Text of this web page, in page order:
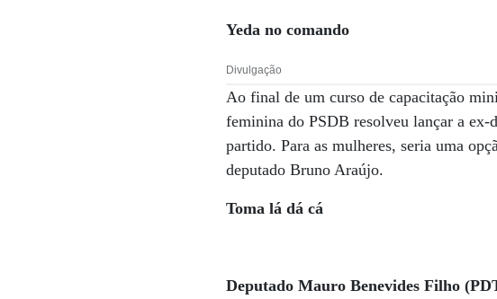
Yeda no comando
Divulgação
Ao final de um curso de capacitação
feminina do PSDB resolveu lançar a ex-
partido. Para as mulheres, seria uma
deputado Bruno Araújo.
Toma lá dá cá
Deputado Mauro Benevides Filho